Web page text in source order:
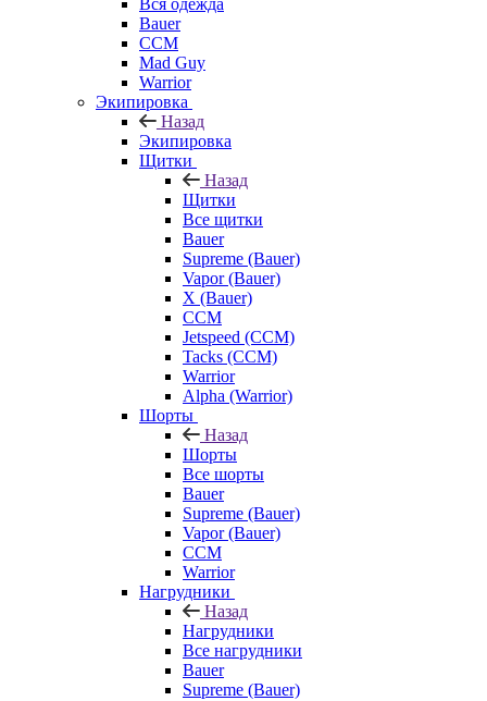
Вся одежда
Bauer
CCM
Mad Guy
Warrior
Экипировка
Назад
Экипировка
Щитки
Назад
Щитки
Все щитки
Bauer
Supreme (Bauer)
Vapor (Bauer)
X (Bauer)
CCM
Jetspeed (CCM)
Tacks (CCM)
Warrior
Alpha (Warrior)
Шорты
Назад
Шорты
Все шорты
Bauer
Supreme (Bauer)
Vapor (Bauer)
CCM
Warrior
Нагрудники
Назад
Нагрудники
Все нагрудники
Bauer
Supreme (Bauer)